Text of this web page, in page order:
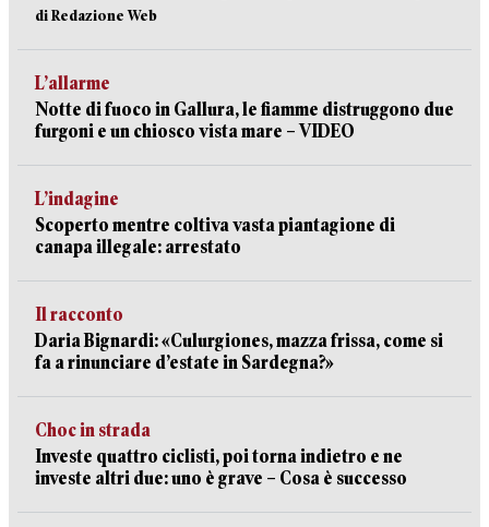
di Redazione Web
L’allarme
Notte di fuoco in Gallura, le fiamme distruggono due
furgoni e un chiosco vista mare – VIDEO
L’indagine
Scoperto mentre coltiva vasta piantagione di
canapa illegale: arrestato
Il racconto
Daria Bignardi: «Culurgiones, mazza frissa, come si
fa a rinunciare d’estate in Sardegna?»
Choc in strada
Investe quattro ciclisti, poi torna indietro e ne
investe altri due: uno è grave – Cosa è successo